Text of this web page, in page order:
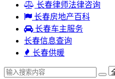
长春律师法律咨询
长春房地产百科
长春车主服务
长春信息查询
长春供暖